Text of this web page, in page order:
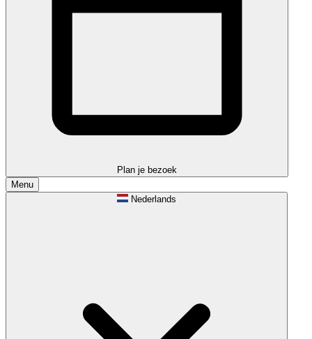
Plan je bezoek
Menu
Nederlands